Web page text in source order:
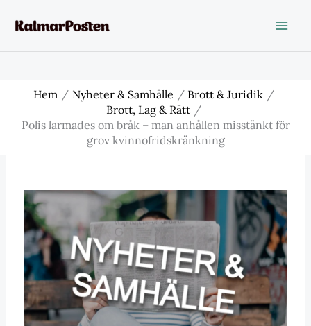
Hem Nyheter & Samhälle
Brott & Juridik
Brott, Lag & Rätt
Polis larmades om bråk – man anhållen misstänkt för
grov kvinnofridskränkning